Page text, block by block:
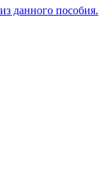
данного пособия.